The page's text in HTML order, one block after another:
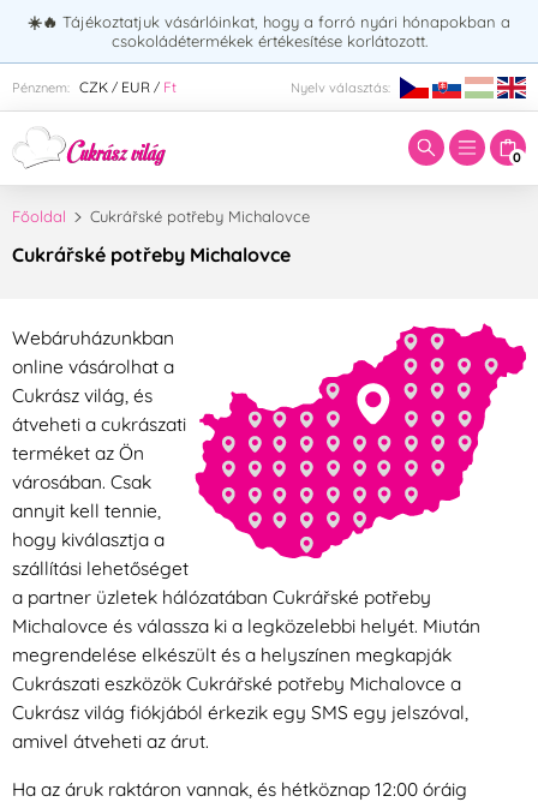
☀️🔥 Tájékoztatjuk vásárlóinkat, hogy a forró nyári hónapokban a
csokoládétermékek értékesítése korlátozott.
Pénznem: CZK / EUR / Ft Nyelv választás:
0
Adja meg a keresett kifejezést:
Főoldal Cukrářské potřeby Michalovce
Cukrářské potřeby Michalovce
Webáruházunkban
online vásárolhat a
Cukrász világ, és
átveheti a cukrászati
terméket az Ön
városában. Csak
annyit kell tennie,
hogy kiválasztja a
szállítási lehetőséget
a partner üzletek hálózatában Cukrářské potřeby
Michalovce és válassza ki a legközelebbi helyét. Miután
megrendelése elkészült és a helyszínen megkapják
Cukrászati eszközök Cukrářské potřeby Michalovce a
Cukrász világ fiókjából érkezik egy SMS egy jelszóval,
amivel átveheti az árut.
Ha az áruk raktáron vannak, és hétköznap 12:00 óráig